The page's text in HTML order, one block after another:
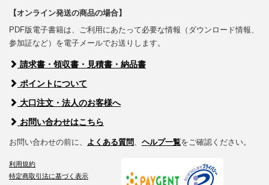
【オンライン発送の商品の場合】
PDF版電子書籍は、ご利用にあたって必要な情報（ダウンロード情報、
参加証など）を電子メールでお送りします。
請求書・領収書・見積書・納品書
ポイントについて
大口注文・法人のお客様へ
お問い合わせはこちら
お問い合わせの前に、 よくある質問、 ヘルプ一覧をご確認ください。
利用規約
特定商取引法に基づく表示